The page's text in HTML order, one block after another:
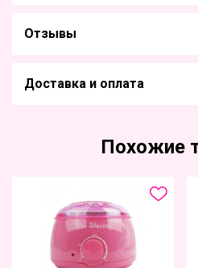
Отзывы
Доставка и оплата
Похожие